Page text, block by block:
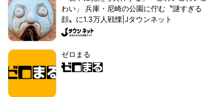
わい」 兵庫・尼崎の公園に佇む〝謎すぎる
顔〟に1.3万人戦慄|Jタウンネット
ゼロまる